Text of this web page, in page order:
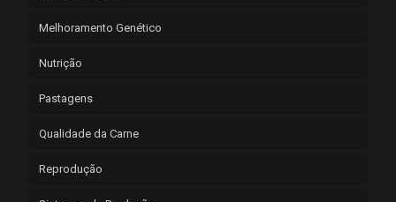
Melhoramento Genético
Nutrição
Pastagens
Qualidade da Carne
Reprodução